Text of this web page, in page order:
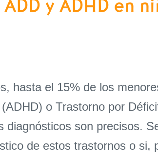
y ADHD en
hasta el 15% de los
o Trastorno por
son precisos.
de estos trastornos o